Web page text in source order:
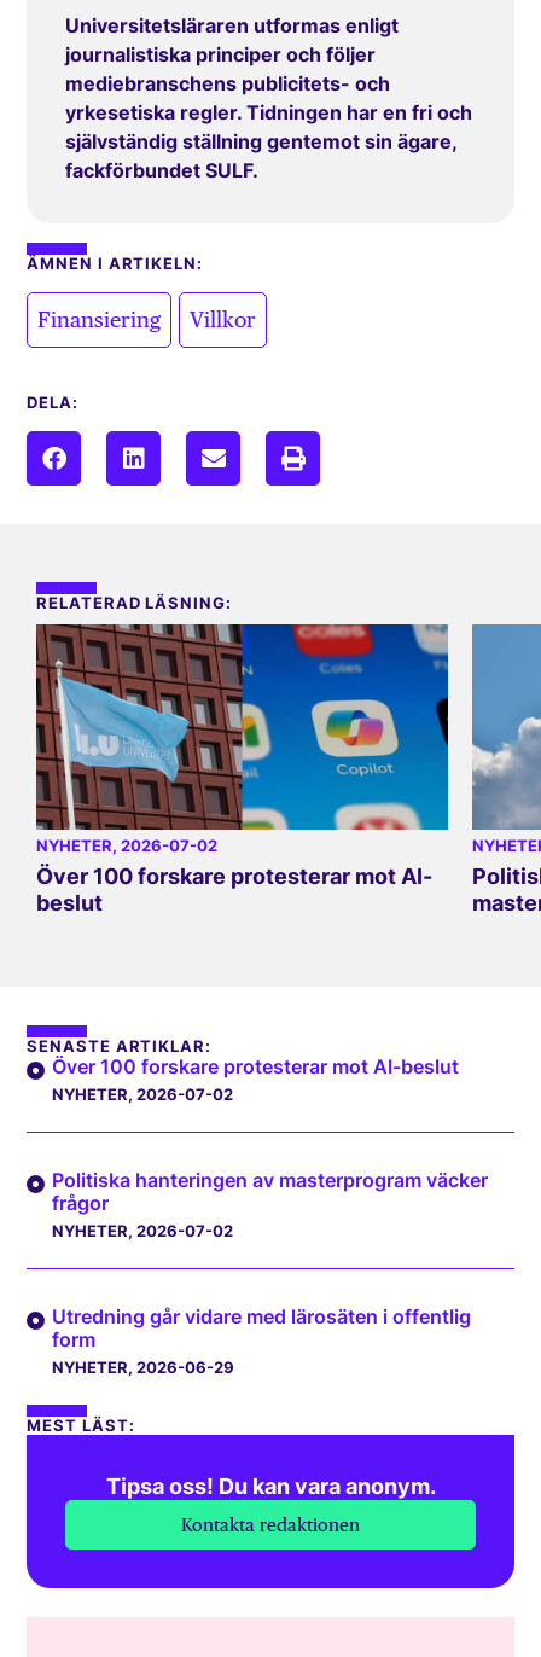
Universitetsläraren utformas enligt
journalistiska principer och följer
mediebranschens publicitets- och
yrkesetiska regler. Tidningen har en fri och
självständig ställning gentemot sin ägare,
fackförbundet SULF.
ÄMNEN I ARTIKELN:
Finansiering Villkor
DELA:
RELATERAD LÄSNING:
NYHETER, 2026-07-02
Över 100 forskare protesterar mot AI-
beslut
SENASTE ARTIKLAR:
Över 100 forskare protesterar mot AI-beslut
NYHETER, 2026-07-02
Politiska hanteringen av masterprogram väcker
frågor
NYHETER, 2026-07-02
Utredning går vidare med lärosäten i offentlig
form
NYHETER, 2026-06-29
MEST LÄST:
Tipsa oss! Du kan vara anonym.
Kontakta redaktionen